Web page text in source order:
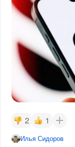
2 1
Илья Сидоров